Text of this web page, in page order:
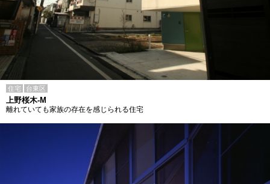
住宅 台東区
上野桜木-M
離れていても家族の存在を感じられる住宅